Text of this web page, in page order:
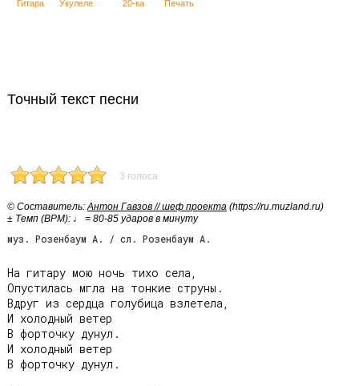
Точный текст песни
3 голоса
© Cоставитель:Антон Гавзов // шеф проекта (https://ru.muzland.ru)
± Темп (BPM): ♩ = 80-85 ударов в минуту
муз. Розенбаум А. / сл. Розенбаум А.
На гитару мою ночь тихо села,
Опустилась мгла на тонкие струны.
Вдруг из сердца голубица взлетела,
И холодный ветер
В форточку дунул.
И холодный ветер
В форточку дунул.
Гитара Укулеле 20-ка Печать